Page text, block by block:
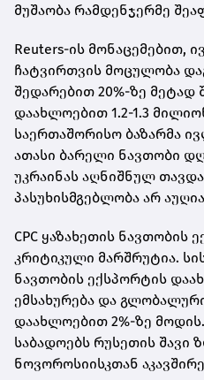
მუშაობა რამდენჯერმე
Reuters-ის მონაცემებით,
ჩატვირთვის მოცულობა
შედარებით 20%-ზე მეტად
დაახლოებით 1.2-1.3
საერთაშორისო ბაზარმა
ათასი ბარელი ნავთობი
უკრაინას აღნიშნულ
პასუხისმგებლობა არ
CPC ყაზახეთის ნავთობის
კრიტიკული მარშრუტია.
ნავთობის ექსპორტის
ემსახურება და
დაახლოებით 2%-ზე
საბადოებს რუსეთის შავი
ნოვოროსიისკთან